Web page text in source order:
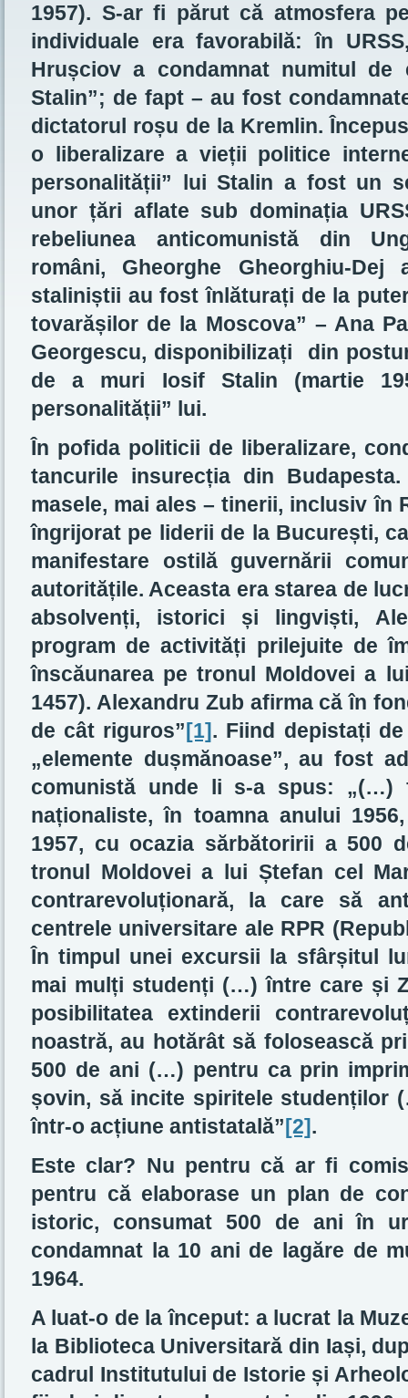
1957). S-ar fi părut că atmosfera
individuale era favorabilă: în
Hrușciov a condamnat numitul
Stalin”; de fapt – au fost
dictatorul roșu de la Kremlin.
o liberalizare a vieții politice
personalității” lui Stalin a fost un
unor țări aflate sub dominația
rebeliunea anticomunistă din
români, Gheorghe Gheorghiu-
staliniștii au fost înlăturați de la
tovarășilor de la Moscova” – Ana
Georgescu, disponibilizați din
de a muri Iosif Stalin (martie
personalității” lui.
În pofida politicii de liberalizare,
tancurile insurecția din
masele, mai ales – tinerii, inclusiv în
îngrijorat pe liderii de la București,
manifestare ostilă guvernării
autoritățile. Aceasta era starea de
absolvenți, istorici și lingviști,
program de activități prilejuite de
înscăunarea pe tronul Moldovei a
1457). Alexandru Zub afirma că în
de cât riguros”[1]. Fiind depistați
„elemente dușmănoase”, au fost
comunistă unde li s-a spus: „(…)
naționaliste, în toamna anului
1957, cu ocazia sărbătoririi a 500
tronul Moldovei a lui Ștefan cel
contrarevoluționară, la care să
centrele universitare ale RPR
În timpul unei excursii la sfârșitul
mai mulți studenți (…) între care și
posibilitatea extinderii
noastră, au hotărât să folosească
500 de ani (…) pentru ca prin
șovin, să incite spiritele studenților
într-o acțiune antistatală”[2].
Este clar? Nu pentru că ar fi
pentru că elaborase un plan de
istoric, consumat 500 de ani în
condamnat la 10 ani de lagăre de
1964.
A luat-o de la început: a lucrat la
la Biblioteca Universitară din Iași,
cadrul Institutului de Istorie și